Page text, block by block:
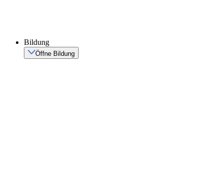
Bildung
Öffne Bildung